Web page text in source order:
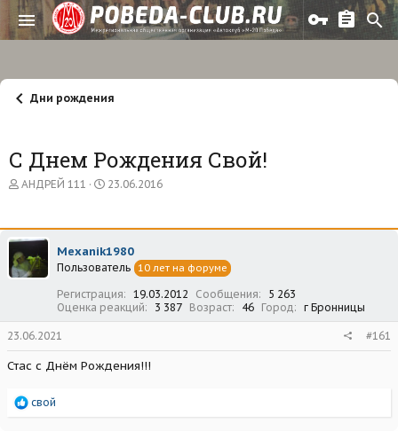
Дни рождения
С Днем Рождения Свой!
А
о
р
т
е
АНДРЕЙ 111
Д
а
а
ч
л
а
23.06.2016
Mexanik1980
Пользователь 10 лет на форуме
Регистрация 19.03.2012 Сообщения
5 263
Оценка реакций
3 387 Возраст 46 Город г Бронницы
23.06.2021 #161
Стас с Днём Рождения!!!
Р
свой